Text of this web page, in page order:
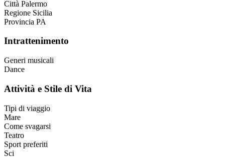
Città Palermo
Regione Sicilia
Provincia PA
Intrattenimento
Generi musicali
Dance
Attività e Stile di Vita
Tipi di viaggio
Mare
Come svagarsi
Teatro
Sport preferiti
Sci